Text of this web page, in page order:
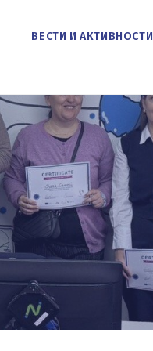
ВЕСТИ И АКТИВНОСТИ